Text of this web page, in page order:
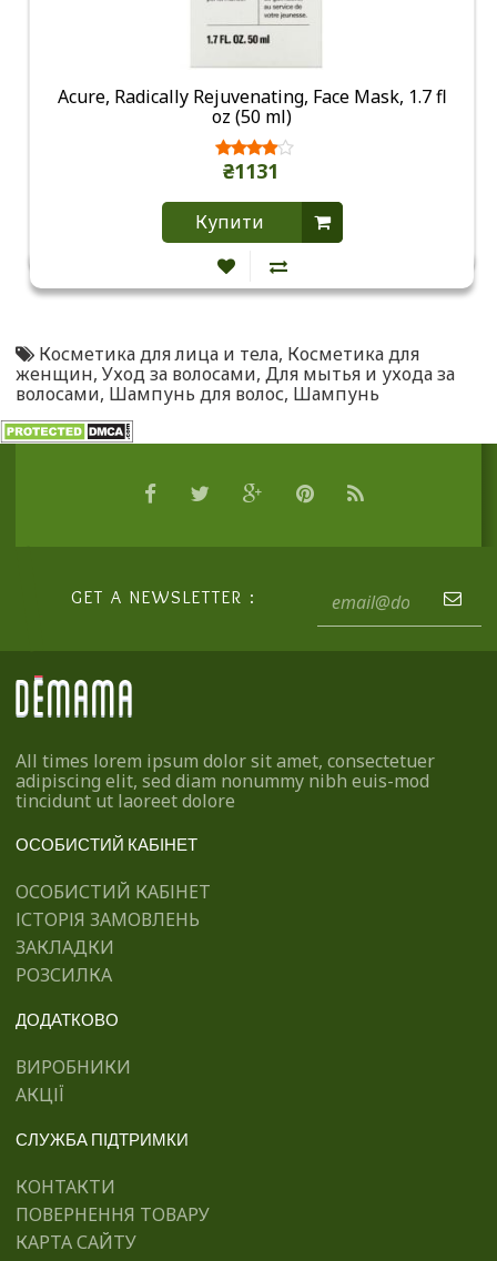
Acure, Radically Rejuvenating, Face Mask, 1.7 fl
oz (50 ml)
₴1131
Купити
Косметика для лица и тела, Косметика для
женщин, Уход за волосами, Для мытья и ухода за
волосами, Шампунь для волос, Шампунь
GET A NEWSLETTER :
All times lorem ipsum dolor sit amet, consectetuer
adipiscing elit, sed diam nonummy nibh euis-mod
tincidunt ut laoreet dolore
ОСОБИСТИЙ КАБІНЕТ
ОСОБИСТИЙ КАБІНЕТ
ІСТОРІЯ ЗАМОВЛЕНЬ
ЗАКЛАДКИ
РОЗСИЛКА
ДОДАТКОВО
ВИРОБНИКИ
АКЦІЇ
СЛУЖБА ПІДТРИМКИ
КОНТАКТИ
ПОВЕРНЕННЯ ТОВАРУ
КАРТА САЙТУ